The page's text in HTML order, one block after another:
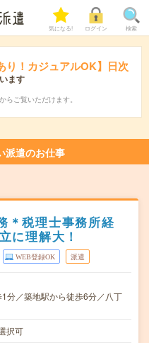
気になる! ログイン 検索
り！カジュアルOK】日次
ます
からご覧いただけます。
派遣のお仕事
＊税理士事務所経
に理解大！
WEB登録OK 派遣
分／築地駅から徒歩6分／八丁
択可